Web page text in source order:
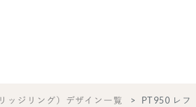
ッジリング）デザイン一覧 PT950 レフ